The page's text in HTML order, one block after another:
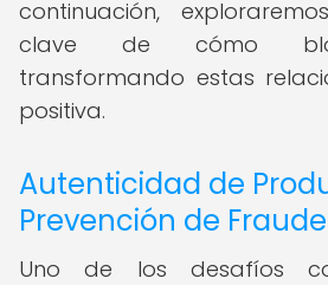
continuación,
clave de cómo
transformando estas
positiva.
Autenticidad de
Prevención de
Uno de los desafíos